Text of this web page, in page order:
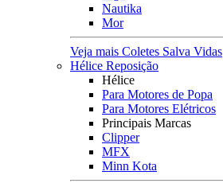
Nautika
Mor
Veja mais Coletes Salva Vidas
Hélice Reposição
Hélice
Para Motores de Popa
Para Motores Elétricos
Principais Marcas
Clipper
MFX
Minn Kota